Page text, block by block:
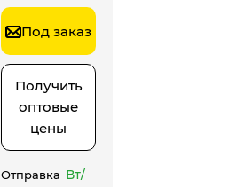
Под заказ
Получить
оптовые
цены
Отправка Вт/